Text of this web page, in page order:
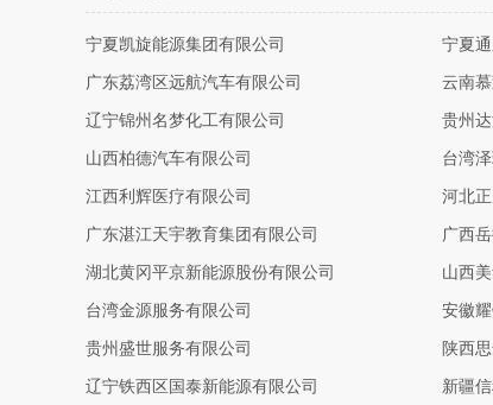
宁夏凯旋能源集团有限公司 宁夏
广东荔湾区远航汽车有限公司 云南
辽宁锦州名梦化工有限公司 贵州
山西柏德汽车有限公司 台湾
江西利辉医疗有限公司 河北
广东湛江天宇教育集团有限公司 广西
湖北黄冈平京新能源股份有限公司 山西
台湾金源服务有限公司 安徽
贵州盛世服务有限公司 陕西
辽宁铁西区国泰新能源有限公司 新疆